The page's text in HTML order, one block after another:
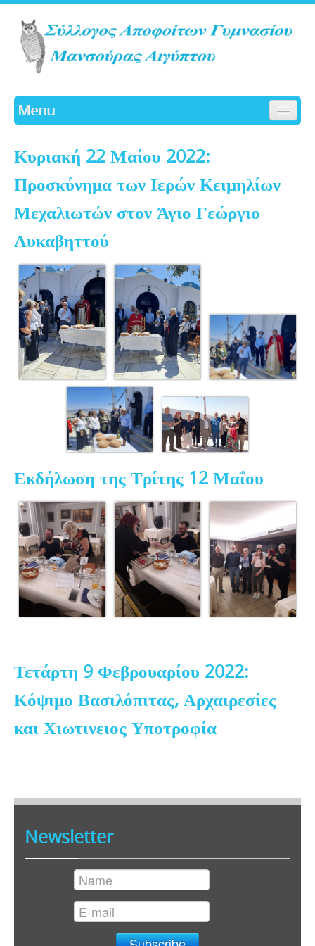
Menu
ΙΣΤΟΡΙΚΟ
ΓΛΑΥΚΑ
ΔΡΑΣΤΗΡΙΟΤΗΤΕΣ
ΔΙΟΙΚΗΤΙΚΟ ΣΥΜΒΟΥΛΙΟ
Κυριακή 22 Μαίου 2022:
Προσκύνημα των Ιερών Κειμηλίων
Μεχαλιωτών στον Άγιο Γεώργιο
Λυκαβηττού
Εκδήλωση της Τρίτης 12 Μαΐου
Τετάρτη 9 Φεβρουαρίου 2022:
Κόψιμο Βασιλόπιτας, Αρχαιρεσίες
και Χιωτινειος Υποτροφία
Newsletter